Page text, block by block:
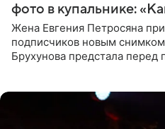
фото в купальнике:
Жена Евгения Петросяна
подписчиков новым снимком
Брухунова предстала перед